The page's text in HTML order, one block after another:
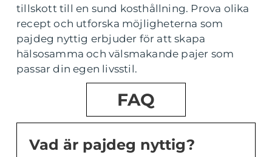
tillskott till en sund kosthållning. Prova olika
recept och utforska möjligheterna som
pajdeg nyttig erbjuder för att skapa
hälsosamma och välsmakande pajer som
passar din egen livsstil.
FAQ
Vad är pajdeg nyttig?